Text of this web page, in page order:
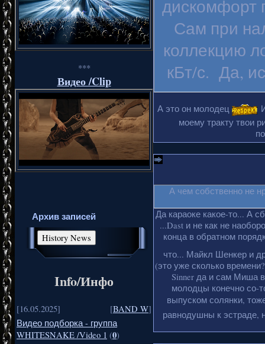
***
Видео /Clip
Архив записей
Info/Инфо
[16.05.2025] [BAND W]
Видео подборка - группа
WHITESNAKE /Video 1 (0)
дискомфорт
Сам при
коллекцию
кБт/с. Да,
А это он молодец
моему тракту твои
А чем собственно не
Да караоке какое-то... А
...Dast и не как не
конца в обратном
что... Майкл Шенкер и
(это уже сколько
Sinner да и сам Миша
молодцы конечно со-
выпуском солянки,
равнодушны к эстраде,